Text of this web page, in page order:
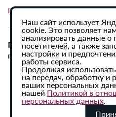
Политика в отношении
При использовании
гиперссылка на ИА «Регион
Наш сайт использует
cookie. Это позволяет
анализировать данные о
посетителей, а также
настройки и
работы сервиса.
Продолжая
на передач, обработку и
ваших персональных
нашей Политикой в
персональных данных.